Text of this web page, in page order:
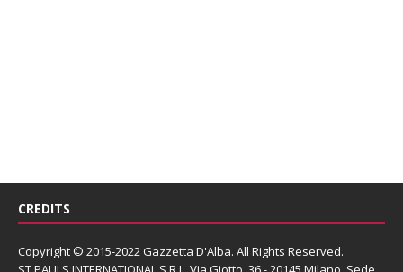
CREDITS
Copyright © 2015-2022 Gazzetta D'Alba. All Rights Reserved.